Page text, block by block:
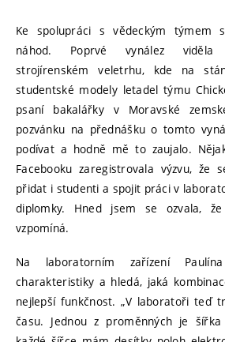
Ke spolupráci s vědeckým týmem
náhod. Poprvé vynález viděla
strojírenském veletrhu, kde na
studentské modely letadel týmu
psaní bakalářky v Moravské
pozvánku na přednášku o tomto
podívat a hodně mě to zaujalo.
Facebooku zaregistrovala výzvu, že
přidat i studenti a spojit práci v
diplomky. Hned jsem se ozvala,
vzpomíná.
Na laboratorním zařízení
charakteristiky a hledá, jaká
nejlepší funkčnost. „V laboratoři teď
času. Jednou z proměnných je